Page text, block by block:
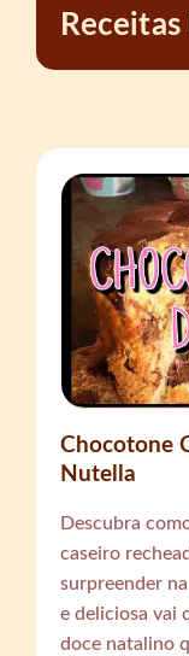
Chocotone
Nutella
Descubra
caseiro
surpreender
e deliciosa vai
doce natalino